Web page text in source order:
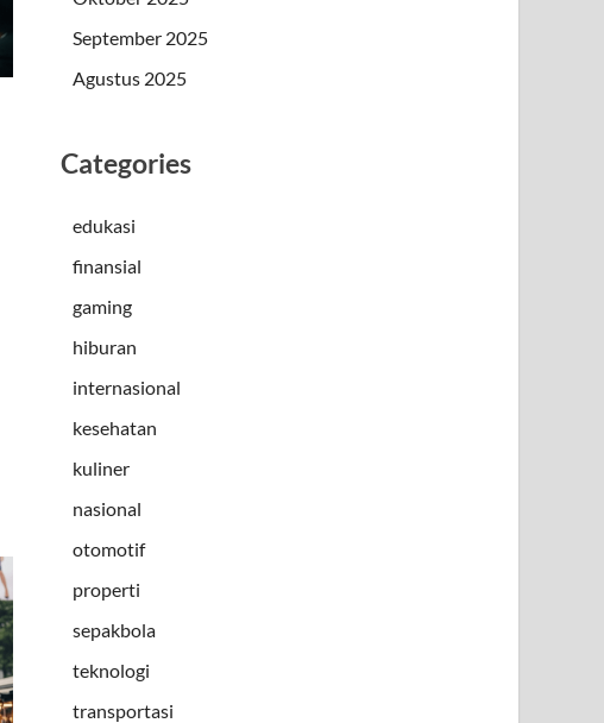
September 2025
Agustus 2025
Categories
edukasi
finansial
gaming
hiburan
internasional
kesehatan
kuliner
nasional
otomotif
properti
sepakbola
teknologi
transportasi